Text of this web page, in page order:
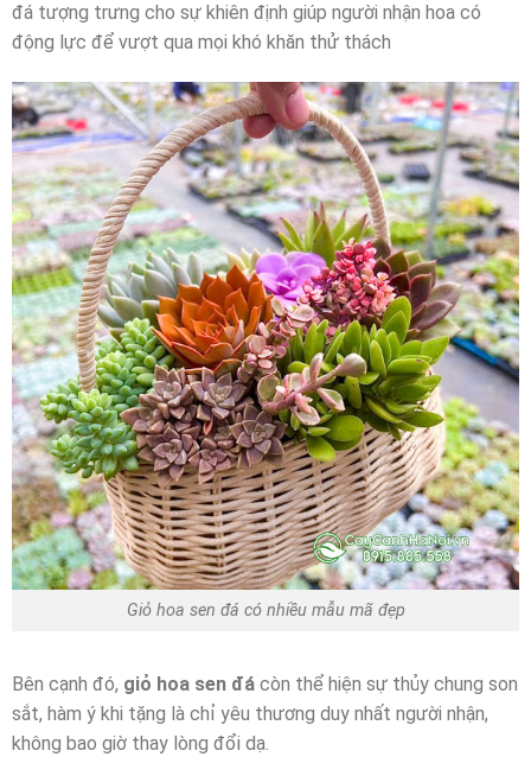
đá tượng trưng cho sự khiên định giúp người nhận hoa có
động lực để vượt qua mọi khó khăn thử thách
Giỏ hoa sen đá có nhiều mẫu mã đẹp
Bên cạnh đó, giỏ hoa sen đá còn thể hiện sự thủy chung son
sắt, hàm ý khi tặng là chỉ yêu thương duy nhất người nhận,
không bao giờ thay lòng đổi dạ.